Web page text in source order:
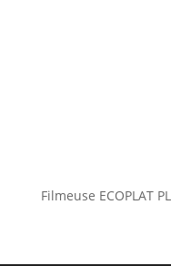
Filmeuse ECOPLAT